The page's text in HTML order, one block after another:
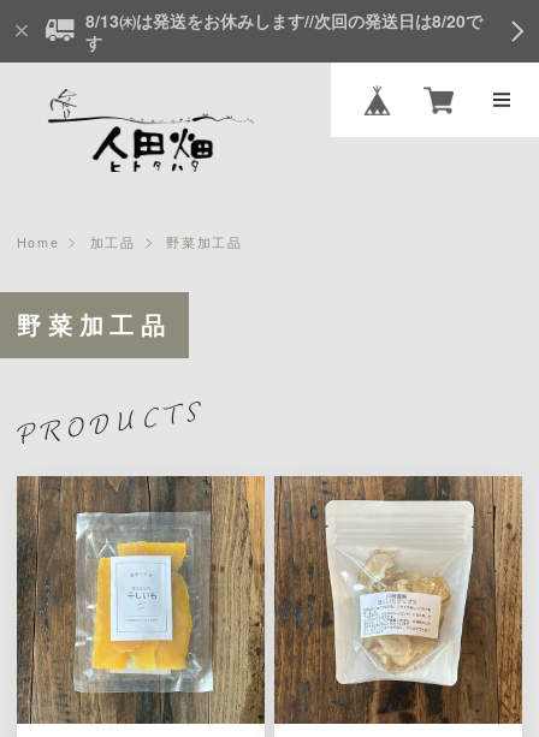
8/13㈭は発送をお休みします//次回の発送日は8/20で
す
Home 加工品 野菜加工品
野菜加工品